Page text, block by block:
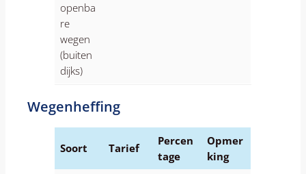
openba
re
wegen
(buiten
dijks)
Wegenheffing
Soort Tarief
Percen
tage
Opmer
king